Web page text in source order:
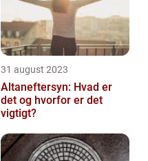
31 august 2023
Altaneftersyn: Hvad er
det og hvorfor er det
vigtigt?